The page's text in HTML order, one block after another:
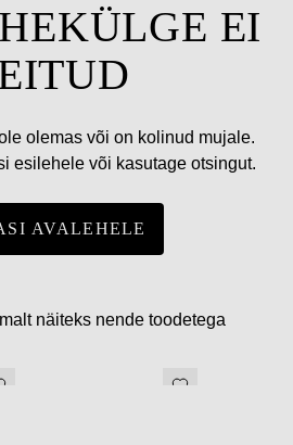
EI
olemas või on kolinud mujale.
esilehele või kasutage otsingut.
AVALEHELE
näiteks nende toodetega